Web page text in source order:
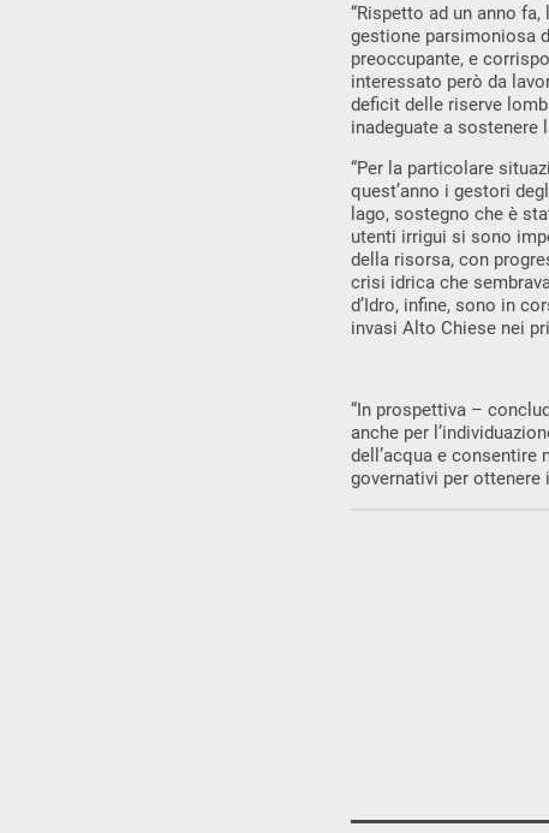
“Rispetto ad un anno
gestione parsimoniosa
preoccupante, e
interessato però da
deficit delle riserve
inadeguate a sostenere
“Per la particolare
quest’anno i gestori
lago, sostegno che è
utenti irrigui si sono
della risorsa, con
crisi idrica che
d’Idro, infine, sono in
invasi Alto Chiese nei
“In prospettiva –
anche per
dell’acqua e
governativi per ottenere